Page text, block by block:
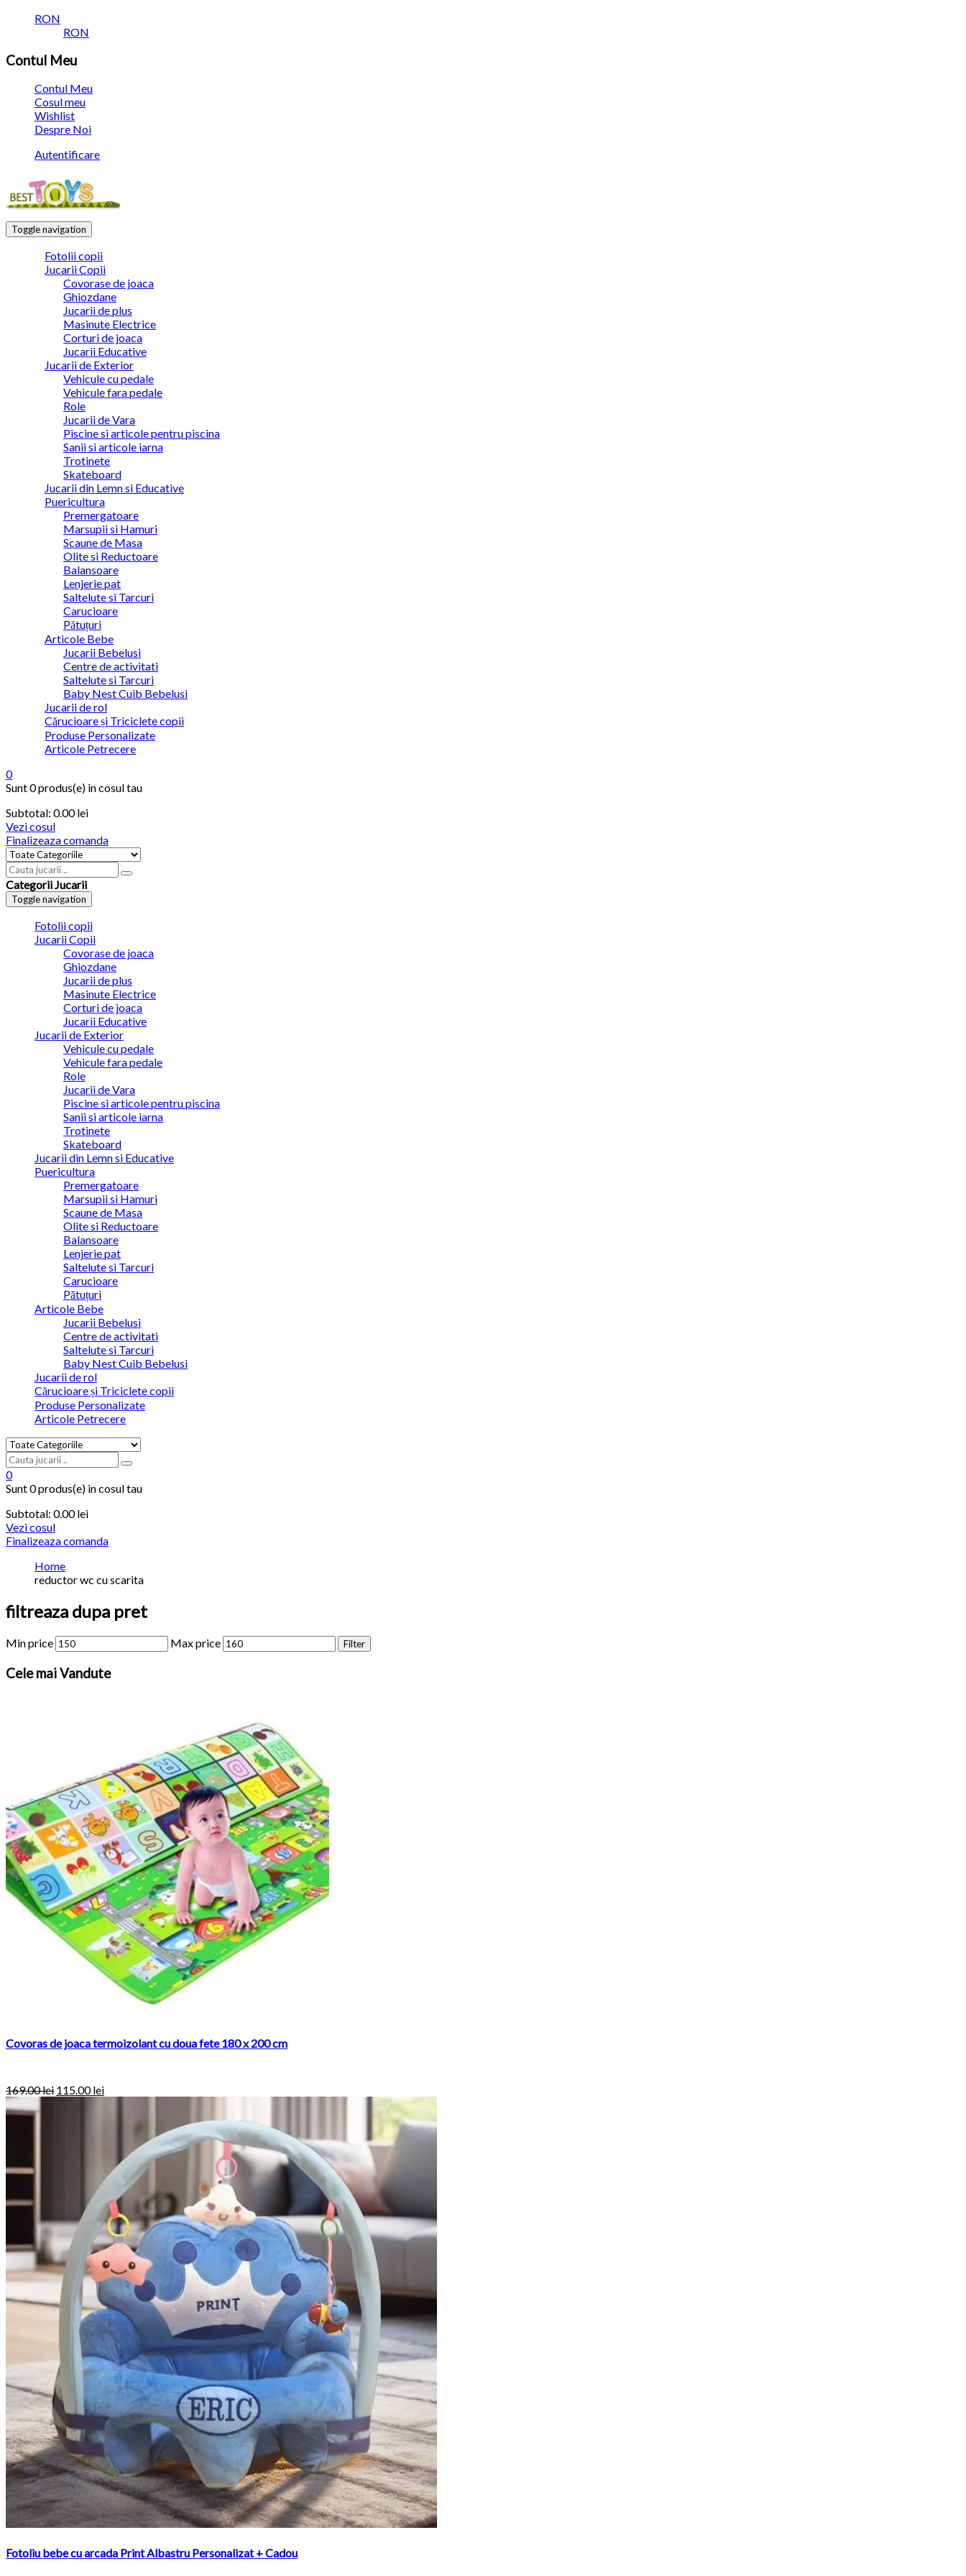
RON
RON
Contul Meu
Contul Meu
Cosul meu
Wishlist
Despre Noi
Autentificare
Toggle navigation
Fotolii copii
Jucarii Copii
Covorase de joaca
Ghiozdane
Jucarii de plus
Masinute Electrice
Corturi de joaca
Jucarii Educative
Jucarii de Exterior
Vehicule cu pedale
Vehicule fara pedale
Role
Jucarii de Vara
Piscine si articole pentru piscina
Sanii si articole iarna
Trotinete
Skateboard
Jucarii din Lemn si Educative
Puericultura
Premergatoare
Marsupii si Hamuri
Scaune de Masa
Olite si Reductoare
Balansoare
Lenjerie pat
Saltelute si Tarcuri
Carucioare
Pătuțuri
Articole Bebe
Jucarii Bebelusi
Centre de activitati
Saltelute si Tarcuri
Baby Nest Cuib Bebelusi
Jucarii de rol
Cărucioare și Triciclete copii
Produse Personalizate
Articole Petrecere
0
Sunt0 produs(e) in cosul tau
Subtotal: 0.00lei
Vezi cosul
Finalizeaza comanda
Categorii Jucarii
Toggle navigation
Fotolii copii
Jucarii Copii
Covorase de joaca
Ghiozdane
Jucarii de plus
Masinute Electrice
Corturi de joaca
Jucarii Educative
Jucarii de Exterior
Vehicule cu pedale
Vehicule fara pedale
Role
Jucarii de Vara
Piscine si articole pentru piscina
Sanii si articole iarna
Trotinete
Skateboard
Jucarii din Lemn si Educative
Puericultura
Premergatoare
Marsupii si Hamuri
Scaune de Masa
Olite si Reductoare
Balansoare
Lenjerie pat
Saltelute si Tarcuri
Carucioare
Pătuțuri
Articole Bebe
Jucarii Bebelusi
Centre de activitati
Saltelute si Tarcuri
Baby Nest Cuib Bebelusi
Jucarii de rol
Cărucioare și Triciclete copii
Produse Personalizate
Articole Petrecere
0
Sunt0 produs(e) in cosul tau
Subtotal: 0.00lei
Vezi cosul
Finalizeaza comanda
Home
reductor wc cu scarita
filtreaza dupa pret
Min price Max price Filter
Celemai Vandute
Covoras de joaca termoizolant cu doua fete 180 x 200 cm
169.00lei 115.00lei
Fotoliu bebe cu arcada Print Albastru Personalizat + Cadou